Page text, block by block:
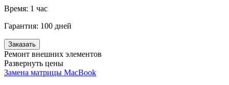
Время: 1 час
Гарантия: 100 дней
Заказать
Ремонт внешних элементов
Развернуть цены
Замена матрицы MacBook